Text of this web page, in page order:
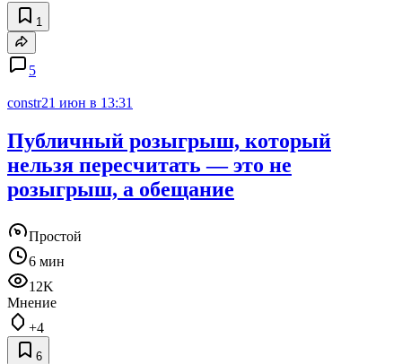
1
5
constr21 июн в 13:31
Публичный розыгрыш, который
нельзя пересчитать — это не
розыгрыш, а обещание
Простой
6 мин
12K
Мнение
+4
6